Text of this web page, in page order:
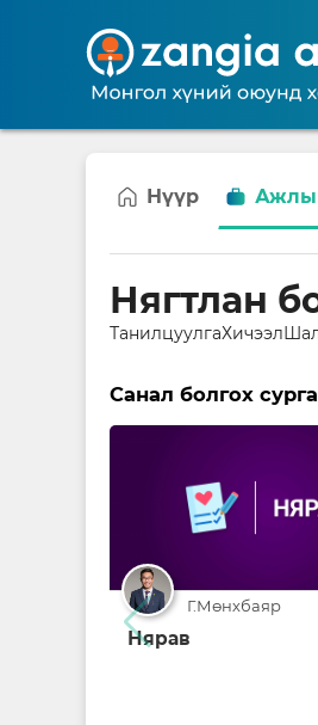
Нүүр
Нягтлан
ТанилцуулгаХичээл
Санал болгох
Г.Мөнхбаяр
Нярав